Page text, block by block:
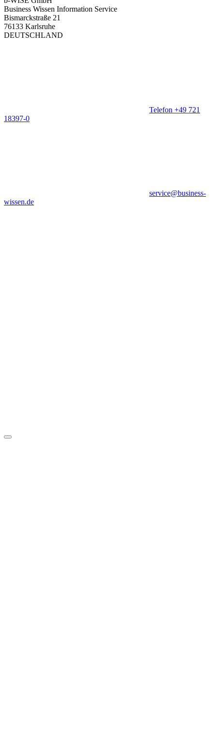
Business Wissen Information Service
Bismarckstraße 21
76133 Karlsruhe
DEUTSCHLAND
Telefon +49 721
18397-0
service@business-
wissen.de